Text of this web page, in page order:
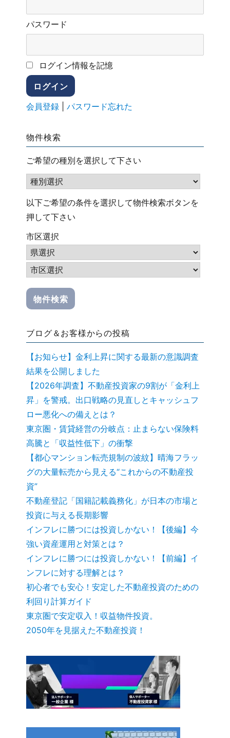
パスワード
ログイン情報を記憶
会員登録 |パスワード忘れた
物件検索
ご希望の種別を選択して下さい
以下ご希望の条件を選択して物件検索ボタンを
押して下さい
市区選択
ブログ＆お客様からの投稿
【お知らせ】金利上昇に関する最新の意識調査
結果を公開しました
【2026年調査】不動産投資家の9割が「金利上
昇」を警戒。出口戦略の見直しとキャッシュフ
ロー悪化への備えとは？
東京圏・賃貸経営の分岐点：止まらない保険料
高騰と「収益性低下」の衝撃
【都心マンション転売規制の波紋】晴海フラッ
グの大量転売から見える“これからの不動産投
資”
不動産登記「国籍記載義務化」が日本の市場と
投資に与える長期影響
インフレに勝つには投資しかない！【後編】今
強い資産運用と対策とは？
インフレに勝つには投資しかない！【前編】イ
ンフレに対する理解とは？
初心者でも安心！安定した不動産投資のための
利回り計算ガイド
東京圏で安定収入！収益物件投資。
2050年を見据えた不動産投資！